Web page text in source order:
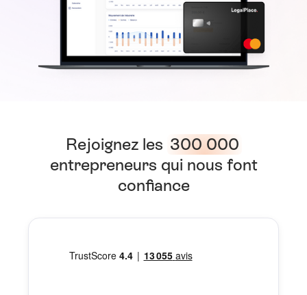
Rejoignez les 300 000
entrepreneurs qui nous font
confiance